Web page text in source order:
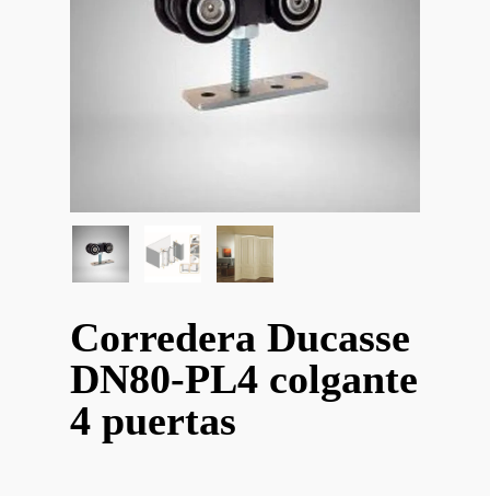
Corredera Ducasse
DN80-PL4 colgante
4 puertas